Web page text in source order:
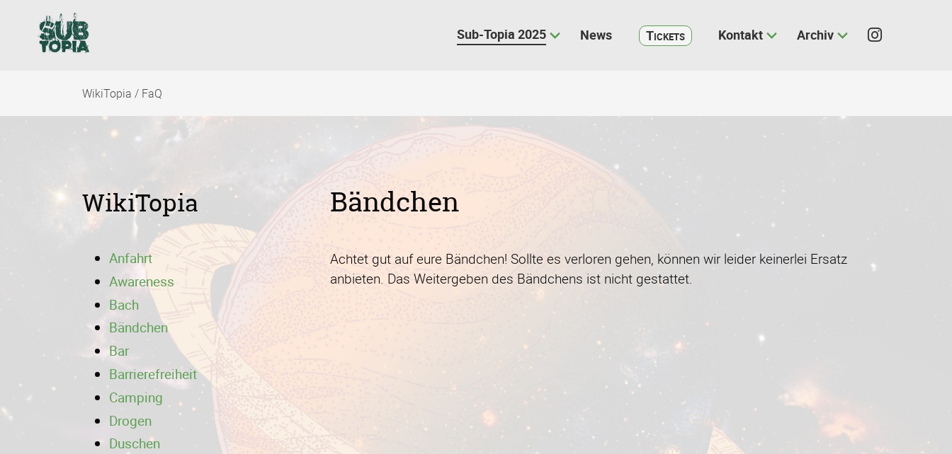
Navigation
überspringen
Sub-Topia 2025 News Tickets Kontakt Archiv
WikiTopia / FaQ
Bändchen
Achtet gut auf eure Bändchen! Sollte es verloren gehen, können wir leider keinerlei Ersatz
anbieten. Das Weitergeben des Bändchens ist nicht gestattet.
WikiTopia
Anfahrt
Awareness
Bach
Bändchen
Bar
Barrierefreiheit
Camping
Drogen
Duschen